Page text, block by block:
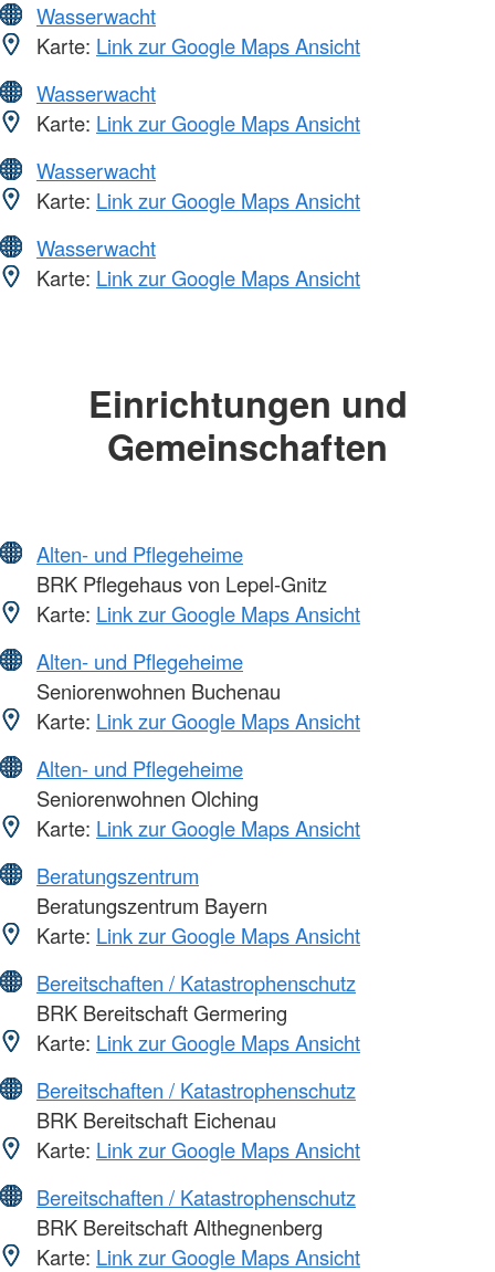
Wasserwacht
Karte: Link zur Google Maps Ansicht
Wasserwacht
Karte: Link zur Google Maps Ansicht
Wasserwacht
Karte: Link zur Google Maps Ansicht
Wasserwacht
Karte: Link zur Google Maps Ansicht
Einrichtungen und
Gemeinschaften
Alten- und Pflegeheime
BRK Pflegehaus von Lepel-Gnitz
Karte: Link zur Google Maps Ansicht
Alten- und Pflegeheime
Seniorenwohnen Buchenau
Karte: Link zur Google Maps Ansicht
Alten- und Pflegeheime
Seniorenwohnen Olching
Karte: Link zur Google Maps Ansicht
Beratungszentrum
Beratungszentrum Bayern
Karte: Link zur Google Maps Ansicht
Bereitschaften / Katastrophenschutz
BRK Bereitschaft Germering
Karte: Link zur Google Maps Ansicht
Bereitschaften / Katastrophenschutz
BRK Bereitschaft Eichenau
Karte: Link zur Google Maps Ansicht
Bereitschaften / Katastrophenschutz
BRK Bereitschaft Althegnenberg
Karte: Link zur Google Maps Ansicht